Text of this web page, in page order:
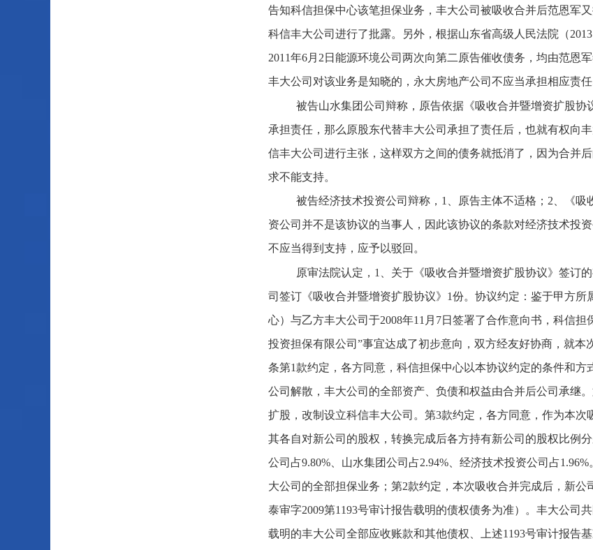
告知科信担保中心该笔担保业务，丰大公司被吸收合并后范恩军
科信丰大公司进行了批露。另外，根据山东省高级人民法院（
2011年6月2日能源环境公司两次向第二原告催收债务，均由范恩
丰大公司对该业务是知晓的，永大房地产公司不应当承担相应责任
被告山水集团公司辩称，原告依据《吸收合并暨增资扩股
承担责任，那么原股东代替丰大公司承担了责任后，也就有权向
信丰大公司进行主张，这样双方之间的债务就抵消了，因为合并
求不能支持。
被告经济技术投资公司辩称，1、原告主体不适格；2、《
资公司并不是该协议的当事人，因此该协议的条款对经济技术投
不应当得到支持，应予以驳回。
原审法院认定，1、关于《吸收合并暨增资扩股协议》签订
司签订《吸收合并暨增资扩股协议》1份。协议约定：鉴于甲方
心）与乙方丰大公司于2008年11月7日签署了合作意向书，科信
投资担保有限公司”事宜达成了初步意向，双方经友好协商，就
条第1款约定，各方同意，科信担保中心以本协议约定的条件和
公司解散，丰大公司的全部资产、负债和权益由合并后公司承继
扩股，改制设立科信丰大公司。第3款约定，各方同意，作为本
其各自对新公司的股权，转换完成后各方持有新公司的股权比例
公司占9.80%、山水集团公司占2.94%、经济技术投资公司占
大公司的全部担保业务；第2款约定，本次吸收合并完成后，新
泰审字2009第1193号审计报告载明的债权债务为准）。丰大公司
载明的丰大公司全部应收账款和其他债权、上述1193号审计报告